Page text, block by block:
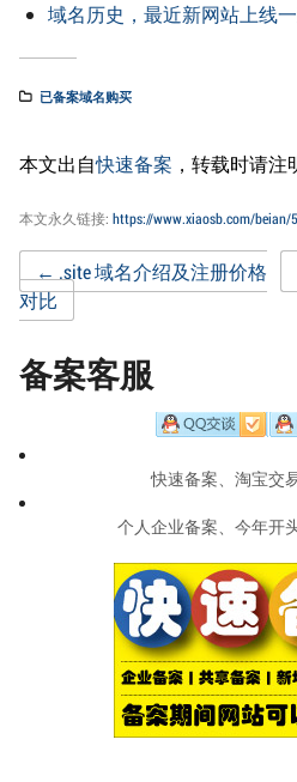
域名历史，最近新网站上线
已备案域名购买
本文出自快速备案 ，转载时请注
本文永久链接: https://www.xiaosb.com/beian/
Post
navigation
← .site 域名介绍及注册价格
对比
备案客服
快速备案、淘宝交
个人企业备案、今年开